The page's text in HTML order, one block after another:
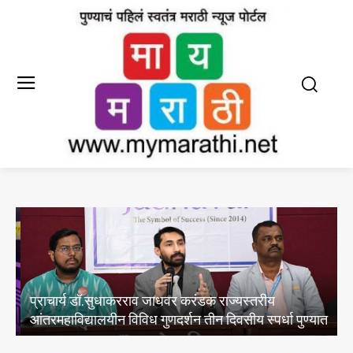
प्राचार्य डॉ.सुधाकरराव जाधवर करंडक राज्यस्तरीय
आंतरमहाविद्यालयीन विविध गुणदर्शन तीन दिवसीय स्पर्धा पुण्यात